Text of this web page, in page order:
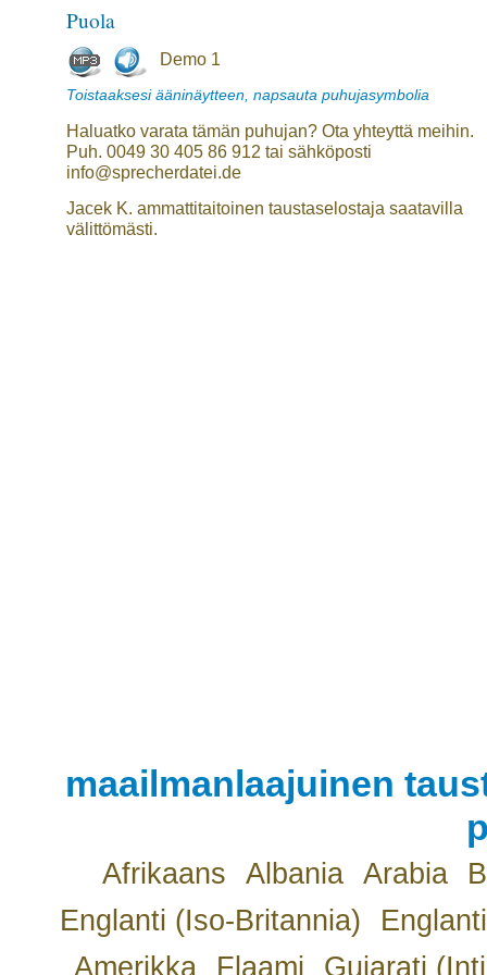
Puola
Demo 1
Toistaaksesi ääninäytteen, napsauta puhujasymbolia
Haluatko varata tämän puhujan? Ota yhteyttä meihin.
Puh. 0049 30 405 86 912 tai sähköposti
info@sprecherdatei.de
Jacek K. ammattitaitoinen taustaselostaja saatavilla
välittömästi.
maailmanlaajuinen
Afrikaans Albania Arabia
Englanti (Iso-Britannia)
Amerikka
Flaami Gujarati